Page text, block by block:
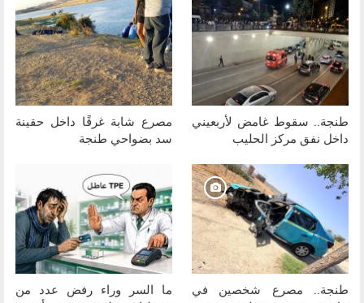
طنجة.. سقوط غامض لأربعيني
داخل نفق مركز الحليب
مصرع شابة غرقًا داخل حقينة
سد بضواحي طنجة
طنجة.. مصرع شخصين في
ما السر وراء رفض عدد من